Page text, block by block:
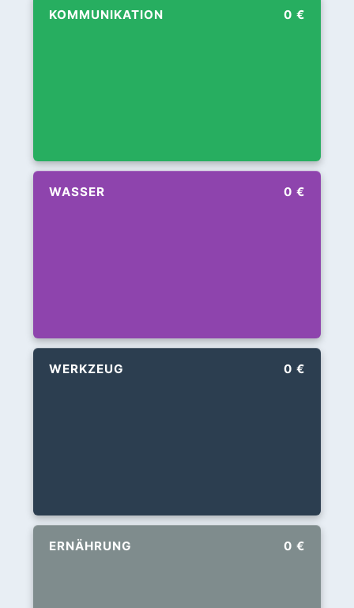
KOMMUNIKATION 0 €
WASSER 0 €
WERKZEUG 0 €
ERNÄHRUNG 0 €